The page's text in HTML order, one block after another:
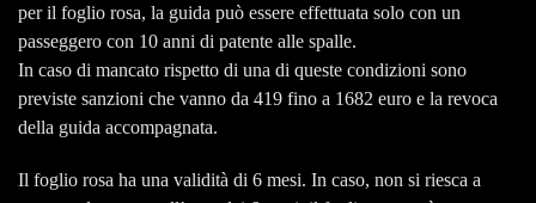
per il foglio rosa, la guida può essere effettuata solo con un
passeggero con 10 anni di patente alle spalle.
In caso di mancato rispetto di una di queste condizioni sono
previste sanzioni che vanno da 419 fino a 1682 euro e la revoca
della guida accompagnata.
Il foglio rosa ha una validità di 6 mesi. In caso, non si riesca a